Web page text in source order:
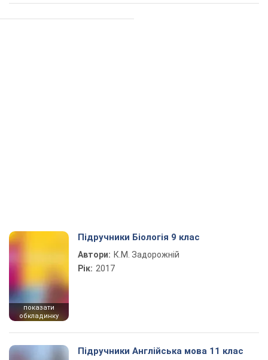
показати
обкладинку
Підручники Біологія 9 клас
Автори: К.М. Задорожній
Рік: 2017
Підручники Англійська мова 11 клас